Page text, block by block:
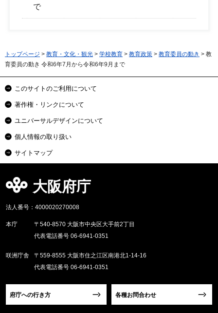
で
トップページ > 教育・文化・観光 > 学校教育 > 教育政策 > 教育委員の動き > 教
育委員の動き 令和6年7月から令和6年9月まで
このサイトのご利用について
著作権・リンクについて
ユニバーサルデザインについて
個人情報の取り扱い
サイトマップ
大阪府庁
法人番号：4000020270008
本庁
〒540-8570 大阪市中央区大手前2丁目
代表電話番号 06-6941-0351
咲洲庁舎
〒559-8555 大阪市住之江区南港北1-14-16
代表電話番号 06-6941-0351
府庁への行き方 各種お問合わせ